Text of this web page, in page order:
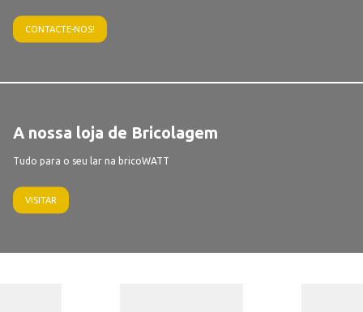
CONTACTE-NOS!
A nossa loja de Bricolagem
Tudo para o seu lar na bricoWATT
VISITAR